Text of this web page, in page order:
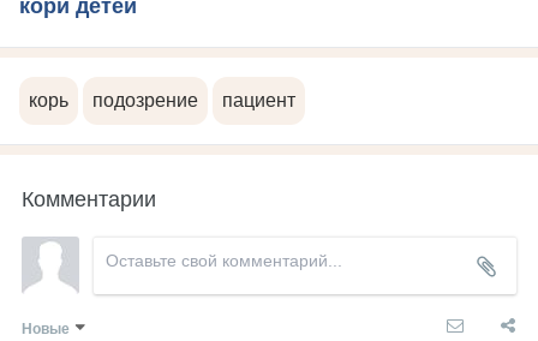
кори детей
корь подозрение пациент
Комментарии
Новые